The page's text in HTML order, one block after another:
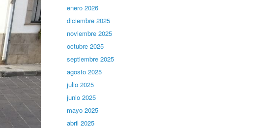
enero 2026
diciembre 2025
noviembre 2025
octubre 2025
septiembre 2025
agosto 2025
julio 2025
junio 2025
mayo 2025
abril 2025